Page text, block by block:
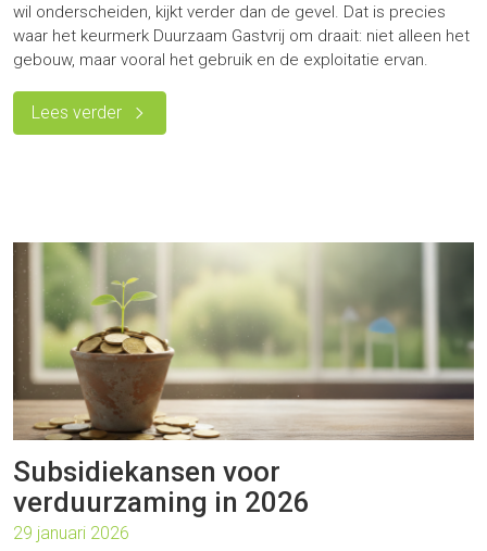
wil onderscheiden, kijkt verder dan de gevel. Dat is precies
waar het keurmerk Duurzaam Gastvrij om draait: niet alleen het
gebouw, maar vooral het gebruik en de exploitatie ervan.
Lees verder
Subsidiekansen voor
verduurzaming in 2026
29 januari 2026